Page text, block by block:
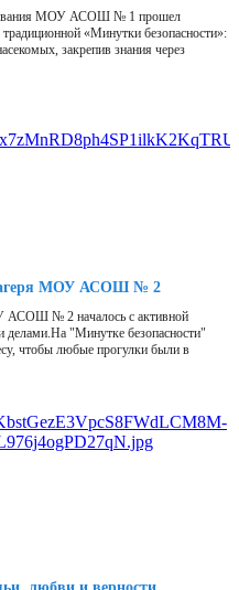
МОУ АСОШ № 1 прошел
«Минутки безопасности»:
закрепив знания через
МОУ АСОШ № 2
АСОШ № 2 началось с активной
делами.На "Минутке безопасности"
чтобы любые прогулки были в